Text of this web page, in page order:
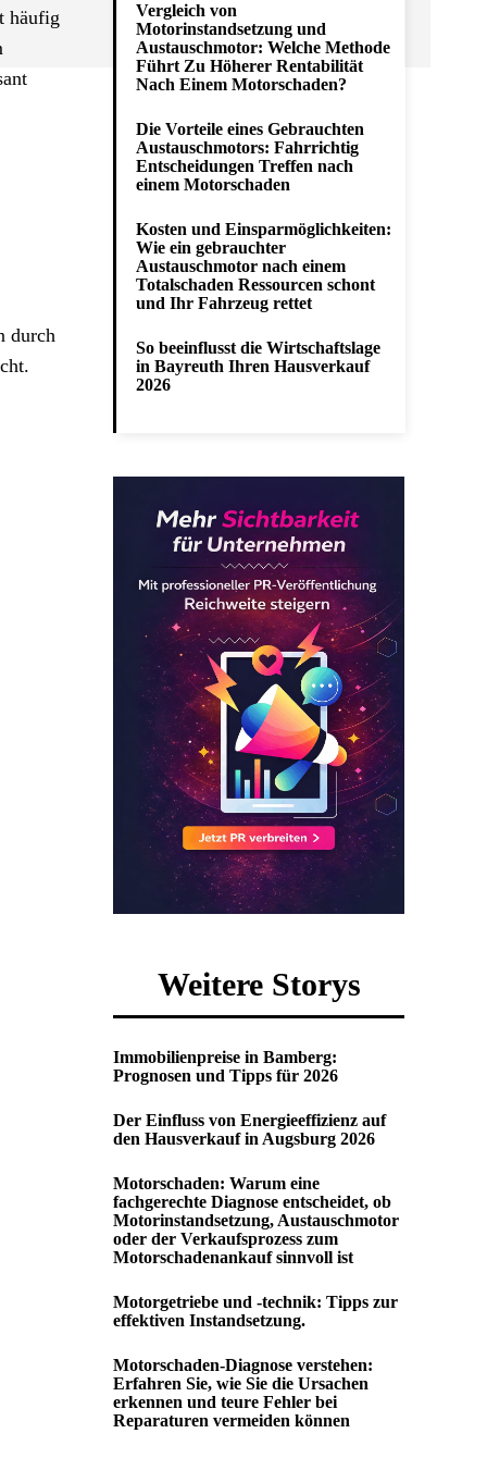
häufig
durch
Vergleich von
Motorinstandsetzung und
Austauschmotor: Welche Methode
Führt Zu Höherer Rentabilität
Nach Einem Motorschaden?
Die Vorteile eines Gebrauchten
Austauschmotors: Fahrrichtig
Entscheidungen Treffen nach
einem Motorschaden
Kosten und Einsparmöglichkeiten:
Wie ein gebrauchter
Austauschmotor nach einem
Totalschaden Ressourcen schont
und Ihr Fahrzeug rettet
So beeinflusst die Wirtschaftslage
in Bayreuth Ihren Hausverkauf
2026
Weitere Storys
Immobilienpreise in Bamberg:
Prognosen und Tipps für 2026
Der Einfluss von Energieeffizienz auf
den Hausverkauf in Augsburg 2026
Motorschaden: Warum eine
fachgerechte Diagnose entscheidet, ob
Motorinstandsetzung, Austauschmotor
oder der Verkaufsprozess zum
Motorschadenankauf sinnvoll ist
Motorgetriebe und -technik: Tipps zur
effektiven Instandsetzung.
Motorschaden-Diagnose verstehen:
Erfahren Sie, wie Sie die Ursachen
erkennen und teure Fehler bei
Reparaturen vermeiden können